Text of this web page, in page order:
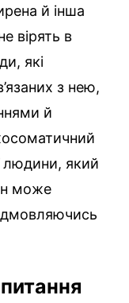
й інша
вірять в
які
з нею,
й
людини, який
може